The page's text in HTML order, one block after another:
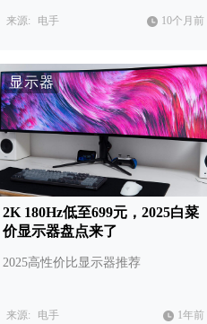
来源: 电手 10个月前
显示器
2K 180Hz低至699元，2025白菜
价显示器盘点来了
2025高性价比显示器推荐
来源: 电手 1年前